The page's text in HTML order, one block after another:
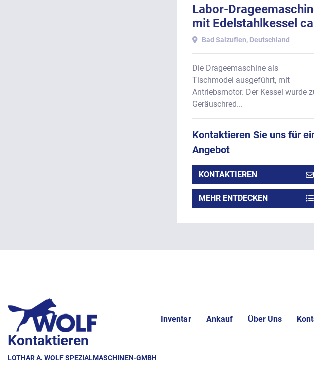
Labor-
mit Edelstahlkessel
5 Liter Nutzvolumen
Bad Salzuflen, Deutschland
Die Drageemaschine als
Tischmodel ausgeführt, mit
Antriebsmotor. Der Kessel wurde
Geräuschred...
Kontaktieren Sie uns für
Angebot
KONTAKTIEREN
MEHR ENTDECKEN
Inventar Ankauf Über Uns
Kontaktieren
LOTHAR A. WOLF SPEZIALMASCHINEN-GMBH